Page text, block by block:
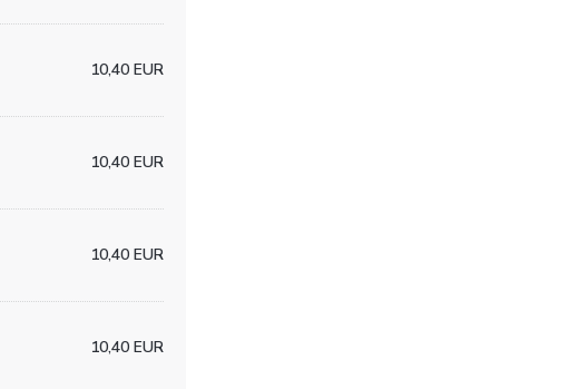
10,40 EUR
10,40 EUR
10,40 EUR
10,40 EUR